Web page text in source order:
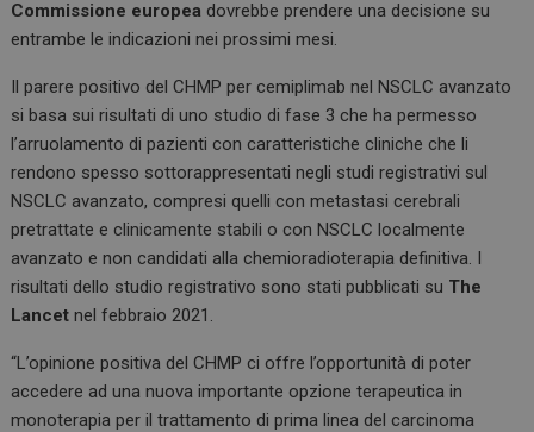
Commissione europea dovrebbe prendere una decisione su
entrambe le indicazioni nei prossimi mesi.
Il parere positivo del CHMP per cemiplimab nel NSCLC avanzato
si basa sui risultati di uno studio di fase 3 che ha permesso
l’arruolamento di pazienti con caratteristiche cliniche che li
rendono spesso sottorappresentati negli studi registrativi sul
NSCLC avanzato, compresi quelli con metastasi cerebrali
pretrattate e clinicamente stabili o con NSCLC localmente
avanzato e non candidati alla chemioradioterapia definitiva. I
risultati dello studio registrativo sono stati pubblicati su The
Lancet nel febbraio 2021.
“L’opinione positiva del CHMP ci offre l’opportunità di poter
accedere ad una nuova importante opzione terapeutica in
monoterapia per il trattamento di prima linea del carcinoma